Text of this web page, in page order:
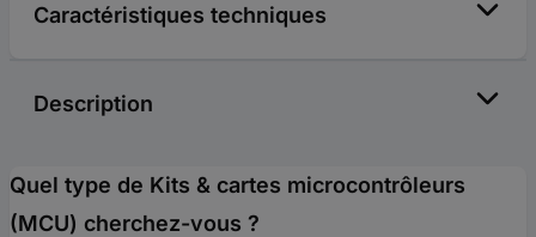
Caractéristiques techniques
Description
Quel type de Kits & cartes microcontrôleurs
(MCU) cherchez-vous ?